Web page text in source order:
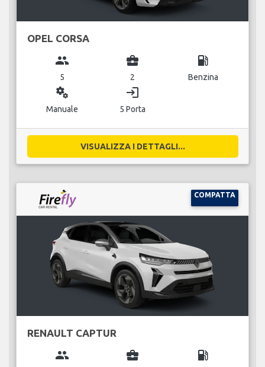
OPEL CORSA
group
5
business_center
2
local_gas_station
Benzina
miscellaneous_services
Manuale
login
5 Porta
VISUALIZZA I DETTAGLI...
COMPATTA
RENAULT CAPTUR
group business_center local_gas_station